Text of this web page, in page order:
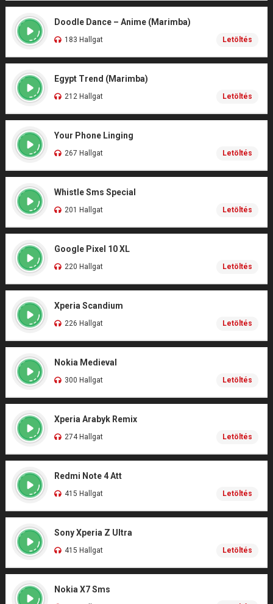
Doodle Dance – Anime (Marimba)
183 Hallgat Letöltés
Egypt Trend (Marimba)
212 Hallgat Letöltés
Your Phone Linging
267 Hallgat Letöltés
Whistle Sms Special
201 Hallgat Letöltés
Google Pixel 10 XL
220 Hallgat Letöltés
Xperia Scandium
226 Hallgat Letöltés
Nokia Medieval
300 Hallgat Letöltés
Xperia Arabyk Remix
274 Hallgat Letöltés
Redmi Note 4 Att
415 Hallgat Letöltés
Sony Xperia Z Ultra
415 Hallgat Letöltés
Nokia X7 Sms